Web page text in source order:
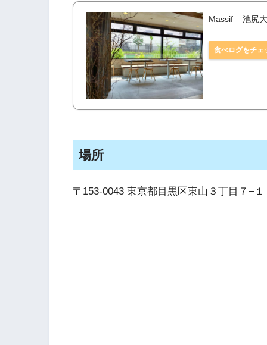
Massif – 池尻
食べログをチェ
場所
〒153-0043 東京都目黒区東山３丁目７−１